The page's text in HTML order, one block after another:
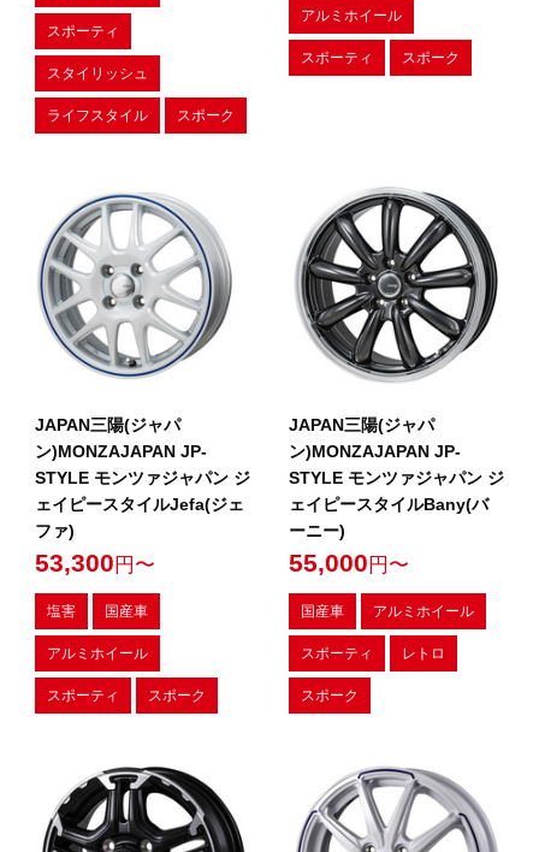
スポーティ
スタイリッシュ
ライフスタイル スポーク
アルミホイール
スポーティ スポーク
JAPAN三陽(ジャパ
ン)MONZAJAPAN JP-
STYLE モンツァジャパン ジ
ェイピースタイルJefa(ジェ
ファ)
53,300 円〜
塩害 国産車
アルミホイール
スポーティ スポーク
JAPAN三陽(ジャパ
ン)MONZAJAPAN JP-
STYLE モンツァジャパン ジ
ェイピースタイルBany(バ
ーニー)
55,000 円〜
国産車 アルミホイール
スポーティ レトロ
スポーク